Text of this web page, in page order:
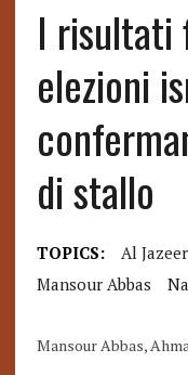
I risultati
elezioni
di stallo
TOPICS: Al
Mansour Abbas
Mansour Abbas,